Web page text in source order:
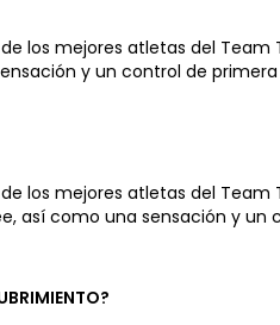
los mejores atletas del
y un control de
los mejores atletas del
así como una sensación y